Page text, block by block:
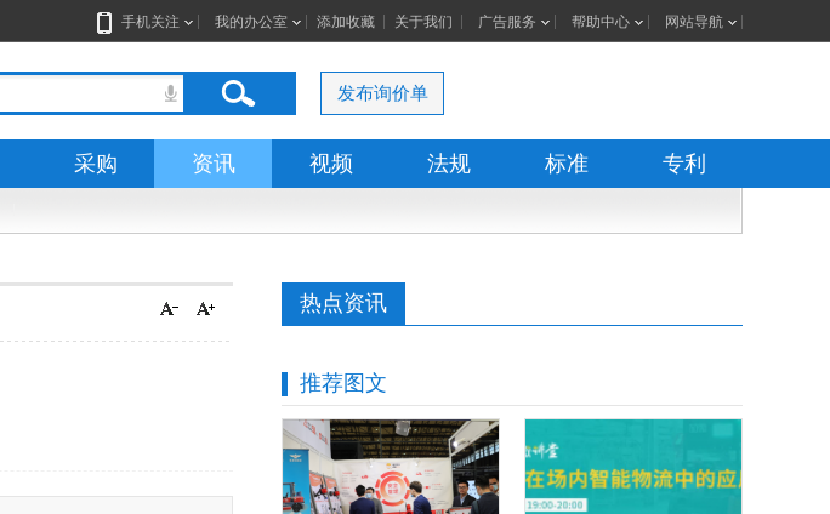
手机关注 我的办公室 添加收藏 关于我们 广告服务 帮助中心 网站导航
发布询价单
采购 资讯 视频 法规 标准 专利
热点资讯
推荐图文